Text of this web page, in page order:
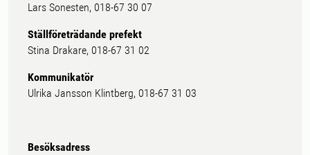
Lars Sonesten, 018-67 30 07
Ställföreträdande prefekt
Stina Drakare, 018-67 31 02
Kommunikatör
Ulrika Jansson Klintberg, 018-67 31 03
Besöksadress